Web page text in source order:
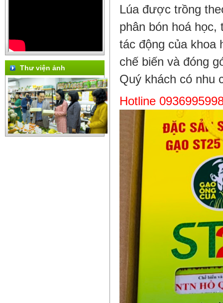
Thư viện ảnh
Lúa được trồng
phân bón hoá
tác động của khoa
chế biến và đóng
Quý khách có nhu
Hotline